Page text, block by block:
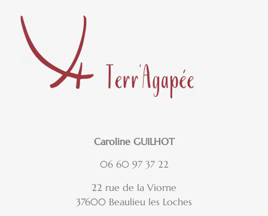
Caroline GUILHOT
06 60 97 37 22
22 rue de la Viorne
37600 Beaulieu les Loches